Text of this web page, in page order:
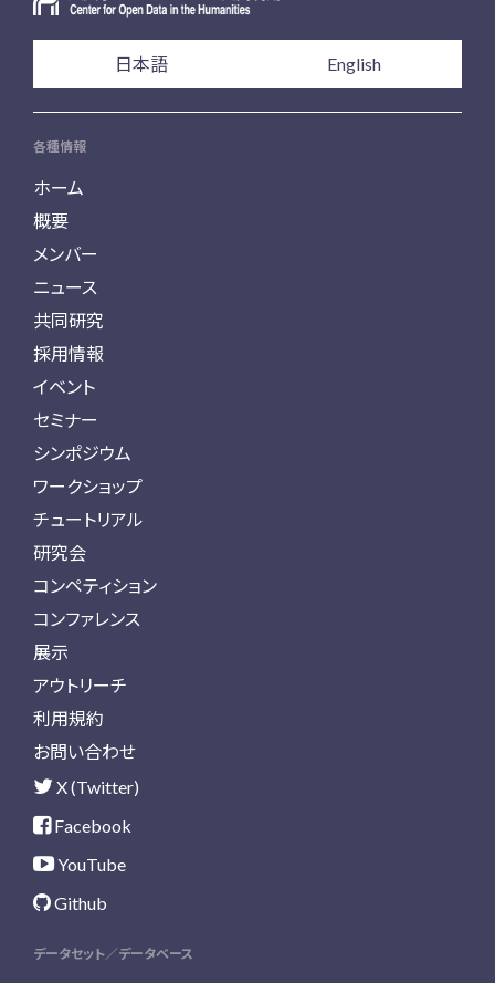
日本語 English
各種情報
ホーム
概要
メンバー
ニュース
共同研究
採用情報
イベント
セミナー
シンポジウム
ワークショップ
チュートリアル
研究会
コンペティション
コンファレンス
展示
アウトリーチ
利用規約
お問い合わせ
X (Twitter)
Facebook
YouTube
Github
データセット／データベース